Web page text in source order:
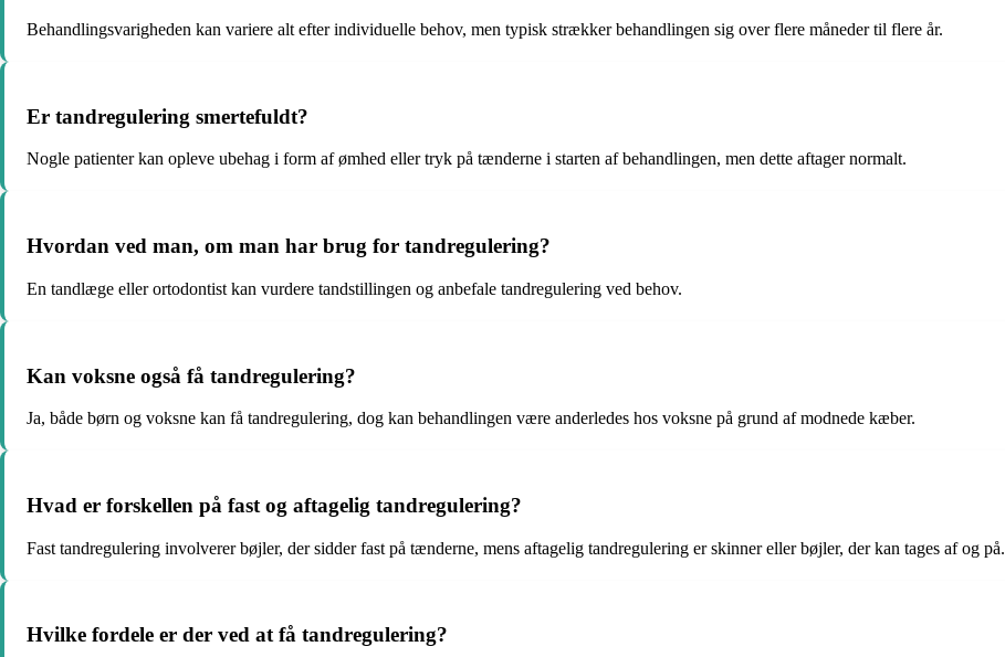
Behandlingsvarigheden kan variere alt efter individuelle behov, men typisk strækker behandlingen sig over flere måneder til flere år.
Er tandregulering smertefuldt?
Nogle patienter kan opleve ubehag i form af ømhed eller tryk på tænderne i starten af behandlingen, men dette aftager normalt.
Hvordan ved man, om man har brug for tandregulering?
En tandlæge eller ortodontist kan vurdere tandstillingen og anbefale tandregulering ved behov.
Kan voksne også få tandregulering?
Ja, både børn og voksne kan få tandregulering, dog kan behandlingen være anderledes hos voksne på grund af modnede kæber.
Hvad er forskellen på fast og aftagelig tandregulering?
Fast tandregulering involverer bøjler, der sidder fast på tænderne, mens aftagelig tandregulering er skinner eller bøjler, der kan tages af og på.
Hvilke fordele er der ved at få tandregulering?